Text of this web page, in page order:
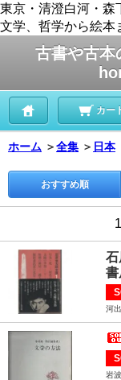
東京・清澄白河・森
文学、哲学から絵本
古書や古本
カー
ホーム ＞全集 ＞ 日本
おすすめ順
書
河
岩